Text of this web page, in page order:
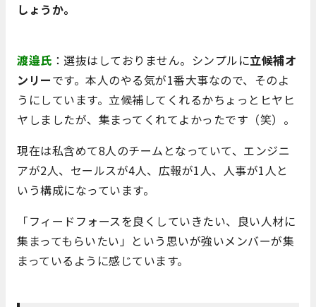
しょうか。
渡邉氏 ：選抜はしておりません。シンプルに立候補オ
ンリーです。本人のやる気が1番大事なので、そのよ
うにしています。立候補してくれるかちょっとヒヤヒ
ヤしましたが、集まってくれてよかったです（笑）。
現在は私含めて8人のチームとなっていて、エンジニ
アが2人、セールスが4人、広報が1人、人事が1人と
いう構成になっています。
「フィードフォースを良くしていきたい、良い人材に
集まってもらいたい」という思いが強いメンバーが集
まっているように感じています。